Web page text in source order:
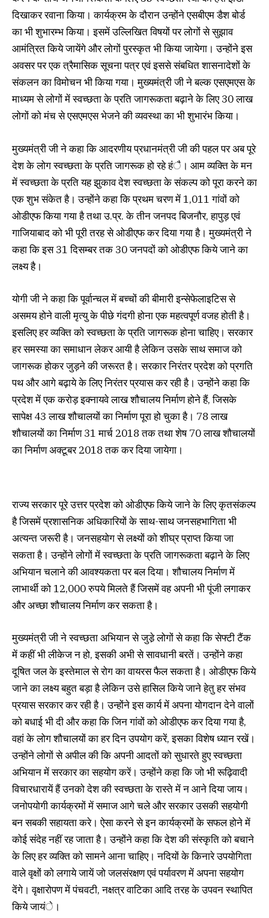
दिखाकर रवाना किया। कार्यक्रम के दौरान उन्होंने एसबीएम डैश बोर्ड
का भी शुभारम्भ किया। इसमें उल्लिखित विषयों पर लोगों से सुझाव
आमंत्रित किये जायेंगे और लोगों पुरस्कृत भी किया जायेगा। उन्होंने इस
अवसर पर एक त्रैमासिक सूचना पत्र एवं इससे संबधित शासनादेशों के
संकलन का विमोचन भी किया गया। मुख्यमंत्री जी ने बल्क एसएमएस के
माध्यम से लोगों में स्वच्छता के प्रति जागरूकता बढ़ाने के लिए 30 लाख
लोगों को मंच से एसएमएस भेजने की व्यवस्था का भी शुभारंभ किया।
मुख्यमंत्री जी ने कहा कि आदरणीय प्रधानमंत्री जी की पहल पर अब पूरे
देश के लोग स्वच्छता के प्रति जागरूक हो रहे हंै। आम व्यक्ति के मन
में स्वच्छता के प्रति यह झुकाव देश स्वच्छता के संकल्प को पूरा करने का
एक शुभ संकेत है। उन्होंने कहा कि प्रथम चरण में 1,011 गांवों को
ओडीएफ किया गया है तथा उ.प्र. के तीन जनपद बिजनौर, हापुड़ एवं
गाजियाबाद को भी पूरी तरह से ओडीएफ कर दिया गया है। मुख्यमंत्री ने
कहा कि इस 31 दिसम्बर तक 30 जनपदों को ओडीएफ किये जाने का
लक्ष्य है।
योगी जी ने कहा कि पूर्वान्चल में बच्चों की बीमारी इन्सेफेलाइटिस से
असमय होने वाली मृत्यु के पीछे गंदगी होना एक महत्वपूर्ण वजह होती है।
इसलिए हर व्यक्ति को स्वच्छता के प्रति जागरूक होना चाहिए। सरकार
हर समस्या का समाधान लेकर आयी है लेकिन उसके साथ समाज को
जागरूक होकर जुड़ने की जरूरत है। सरकार निरंतर प्रदेश को प्रगति
पथ और आगे बढ़ाये के लिए निरंतर प्रयास कर रही है। उन्होंने कहा कि
प्रदेश में एक करोड़ इक्नायवे लाख शौचालय निर्माण होने हैं, जिसके
सापेक्ष 43 लाख शौचालयों का निर्माण पूरा हो चुका है। 78 लाख
शौचालयों का निर्माण 31 मार्च 2018 तक तथा शेष 70 लाख शौचालयों
का निर्माण अक्टूबर 2018 तक कर दिया जायेगा।
राज्य सरकार पूरे उत्तर प्रदेश को ओडीएफ किये जाने के लिए कृतसंकल्प
है जिसमें प्रशासनिक अधिकारियों के साथ-साथ जनसहभागिता भी
अत्यन्त जरूरी है। जनसहयोग से लक्ष्यों को शीघ्र प्राप्त किया जा
सकता है। उन्होंने लोगों में स्वच्छता के प्रति जागरूकता बढ़ाने के लिए
अभियान चलाने की आवश्यकता पर बल दिया। शौचालय निर्माण में
लाभार्थी को 12,000 रुपये मिलते हैं जिसमें वह अपनी भी पूंजी लगाकर
और अच्छा शौचालय निर्माण कर सकता है।
मुख्यमंत्री जी ने स्वच्छता अभियान से जुडे़ लोगों से कहा कि सेफ्टी टैंक
में कहीं भी लीकेज न हो, इसकी अभी से सावधानी बरतें। उन्होंने कहा
दूषित जल के इस्तेमाल से रोग का वायरस फैल सकता है। ओडीएफ किये
जाने का लक्ष्य बहुत बड़ा है लेकिन उसे हासिल किये जाने हेतु हर संभव
प्रयास सरकार कर रही है। उन्होंने इस कार्य में अपना योगदान देने वालों
को बधाई भी दी और कहा कि जिन गांवों को ओडीएफ कर दिया गया है,
वहां के लोग शौचालयों का हर दिन उपयोग करें, इसका विशेष ध्यान रखें।
उन्होंने लोगों से अपील की कि अपनी आदतों को सुधारते हुए स्वच्छता
अभियान में सरकार का सहयोग करें। उन्होंने कहा कि जो भी रूढ़िवादी
विचारधारायें हैं उनको देश की स्वच्छता के रास्ते में न आने दिया जाय।
जनोपयोगी कार्यक्रमों में समाज आगे चले और सरकार उसकी सहयोगी
बन सबकी सहायता करे। ऐसा करने से इन कार्यक्रमों के सफल होने में
कोई संदेह नहीं रह जाता है। उन्होंने कहा कि देश की संस्कृति को बचाने
के लिए हर व्यक्ति को सामने आना चाहिए। नदियों के किनारे उपयोगिता
वाले वृक्षों को लगाये जायें जो जलसंरक्षण एवं पर्यावरण में अपना सहयोग
देंगे। वृक्षारोपण में पंचवटी, नक्षत्र वाटिका आदि तरह के उपवन स्थापित
किये जायंे।